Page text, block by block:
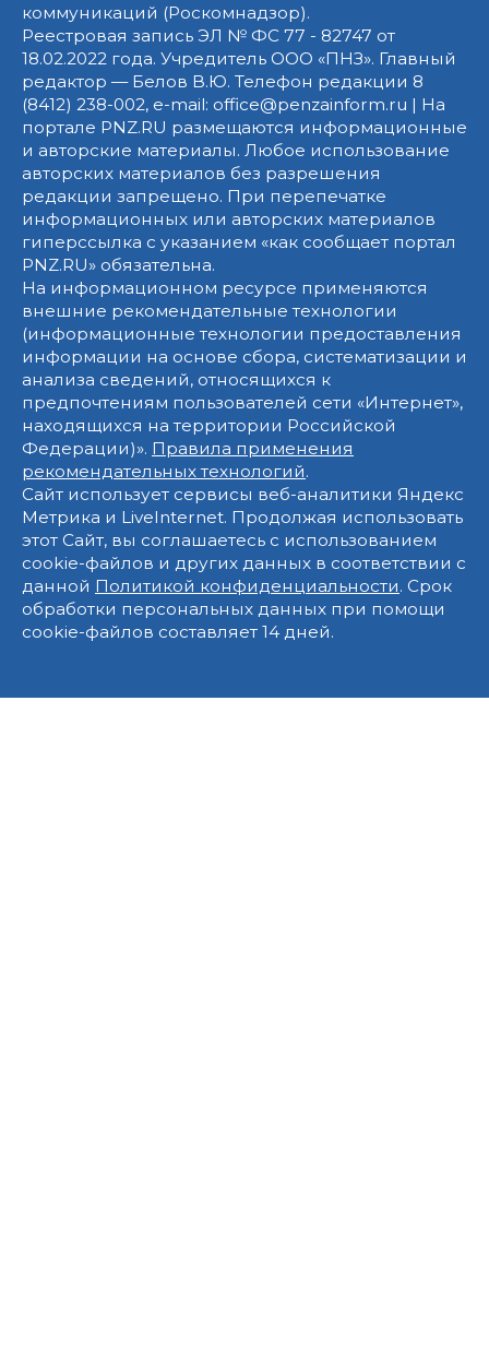
коммуникаций (Роскомнадзор).
Реестровая запись ЭЛ № ФС 77 - 82747 от
18.02.2022 года. Учредитель ООО «ПНЗ». Главный
редактор — Белов В.Ю. Телефон редакции 8
(8412) 238-002, e-mail: office@penzainform.ru | На
портале PNZ.RU размещаются информационные
и авторские материалы. Любое использование
авторских материалов без разрешения
редакции запрещено. При перепечатке
информационных или авторских материалов
гиперссылка с указанием «как сообщает портал
PNZ.RU» обязательна.
На информационном ресурсе применяются
внешние рекомендательные технологии
(информационные технологии предоставления
информации на основе сбора, систематизации и
анализа сведений, относящихся к
предпочтениям пользователей сети «Интернет»,
находящихся на территории Российской
Федерации)». Правила применения
рекомендательных технологий.
Сайт использует сервисы веб-аналитики Яндекс
Метрика и LiveInternet. Продолжая использовать
этот Сайт, вы соглашаетесь с использованием
cookie-файлов и других данных в соответствии с
данной Политикой конфиденциальности. Срок
обработки персональных данных при помощи
cookie-файлов составляет 14 дней.